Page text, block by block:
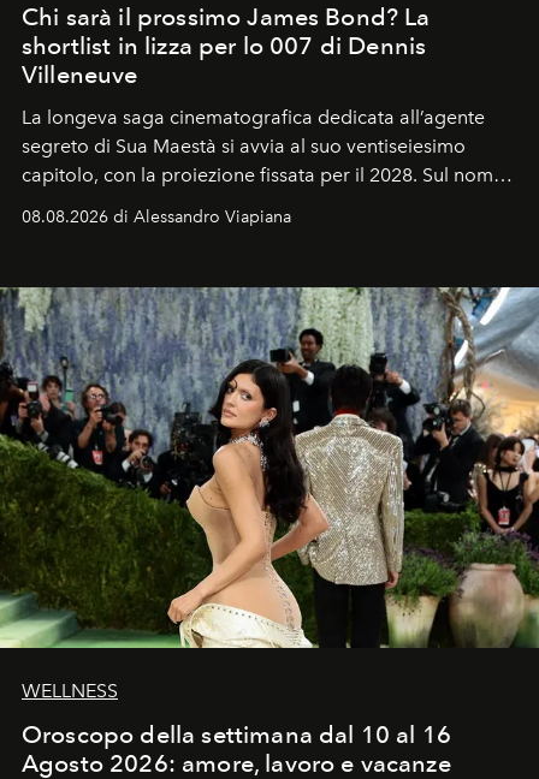
Chi sarà il prossimo James Bond? La
shortlist in lizza per lo 007 di Dennis
Villeneuve
La longeva saga cinematografica dedicata all’agente
segreto di Sua Maestà si avvia al suo ventiseiesimo
capitolo, con la proiezione fissata per il 2028. Sul nome
dell’attore chiamato a raccogliere l’eredità di Daniel
Craig, però, regna ancora il più assoluto riserbo.
08.08.2026 di Alessandro Viapiana
WELLNESS
Oroscopo della settimana dal 10 al 16
Agosto 2026: amore, lavoro e vacanze